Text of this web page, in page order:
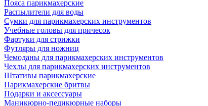
Пояса парикмахерские
Распылители для воды
Сумки для парикмахерских инструментов
Учебные головы для причесок
Фартуки для стрижки
Футляры для ножниц
Чемоданы для парикмахерских инструментов
Чехлы для парикмахерских инструментов
Штативы парикмахерские
Парикмахерские бритвы
Подарки и аксессуары
Маникюрно-педикюрные наборы